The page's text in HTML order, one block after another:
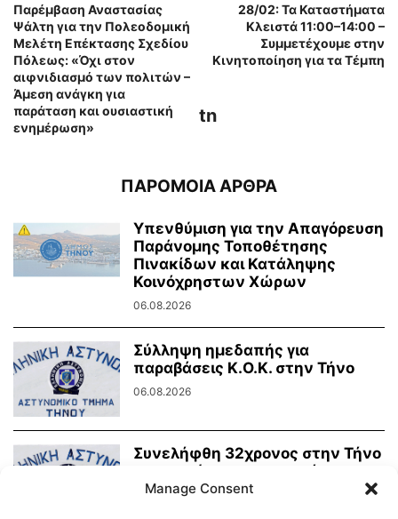
Παρέμβαση Αναστασίας
Ψάλτη για την Πολεοδομική
Μελέτη Επέκτασης Σχεδίου
Πόλεως: «Όχι στον
αιφνιδιασμό των πολιτών –
Άμεση ανάγκη για
παράταση και ουσιαστική
ενημέρωση»
28/02: Τα Καταστήματα
Κλειστά 11:00–14:00 –
Συμμετέχουμε στην
Κινητοποίηση για τα Τέμπη
tn
ΠΑΡΟΜΟΙΑ ΑΡΘΡΑ
Υπενθύμιση για την Απαγόρευση
Παράνομης Τοποθέτησης
Πινακίδων και Κατάληψης
Κοινόχρηστων Χώρων
06.08.2026
Σύλληψη ημεδαπής για
παραβάσεις Κ.Ο.Κ. στην Τήνο
06.08.2026
Συνελήφθη 32χρονος στην Τήνο
για ηχορύπανση σε κατάστημα
υγειονομικού ενδιαφέροντος
Manage Consent